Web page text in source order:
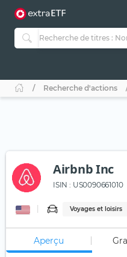
Recherche d'actions
Airbnb Inc
ISIN : US0090661010
Voyages et loisirs
Aperçu